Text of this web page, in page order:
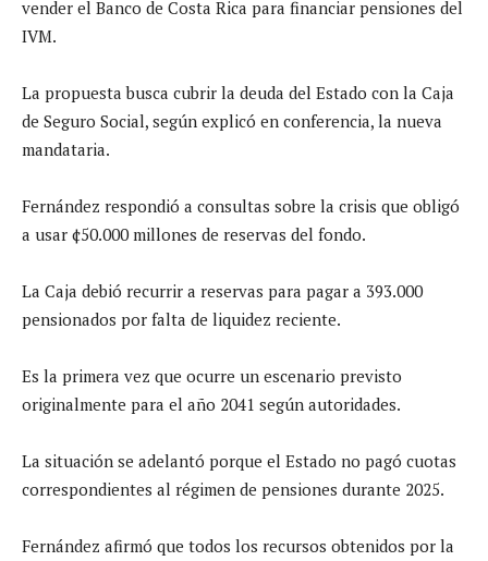
vender el Banco de Costa Rica para financiar pensiones del
IVM.
La propuesta busca cubrir la deuda del Estado con la Caja
de Seguro Social, según explicó en conferencia, la nueva
mandataria.
Fernández respondió a consultas sobre la crisis que obligó
a usar ¢50.000 millones de reservas del fondo.
La Caja debió recurrir a reservas para pagar a 393.000
pensionados por falta de liquidez reciente.
Es la primera vez que ocurre un escenario previsto
originalmente para el año 2041 según autoridades.
La situación se adelantó porque el Estado no pagó cuotas
correspondientes al régimen de pensiones durante 2025.
Fernández afirmó que todos los recursos obtenidos por la